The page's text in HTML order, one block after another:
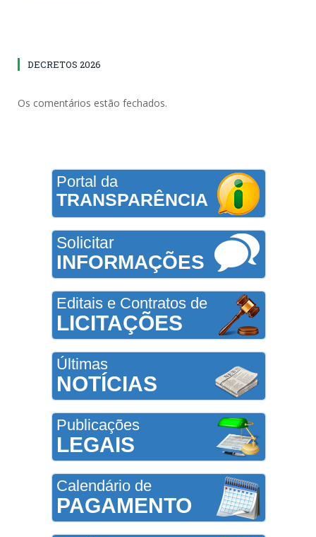
DECRETOS 2026
Os comentários estão fechados.
Portal da
TRANSPARÊNCIA
Solicitar
INFORMAÇÕES
Editais e Contratos de
LICITAÇÕES
Últimas
NOTÍCIAS
Publicações
LEGAIS
Calendário de
PAGAMENTO